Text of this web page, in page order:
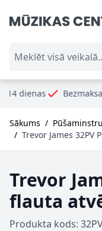
Bezmaksas
Sākums /
/ Trevor James 32PV
Trevor
flauta
Produkta kods: